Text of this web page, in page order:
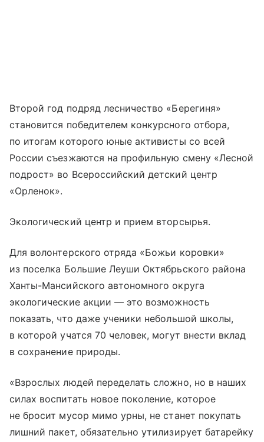
Второй год подряд лесничество «Берегиня»
становится победителем конкурсного отбора,
по итогам которого юные активисты со всей
России съезжаются на профильную смену «Лесной
подрост» во Всероссийский детский центр
«Орленок».
Экологический центр и прием вторсырья.
Для волонтерского отряда «Божьи коровки»
из поселка Большие Леуши Октябрьского района
Ханты-Мансийского автономного округа
экологические акции — это возможность
показать, что даже ученики небольшой школы,
в которой учатся 70 человек, могут внести вклад
в сохранение природы.
«Взрослых людей переделать сложно, но в наших
силах воспитать новое поколение, которое
не бросит мусор мимо урны, не станет покупать
лишний пакет, обязательно утилизирует батарейку